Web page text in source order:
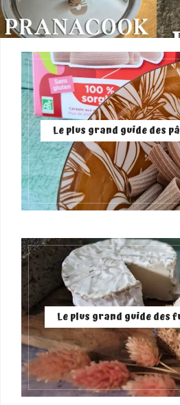
Le plus grand guide des
Le plus grand guide des